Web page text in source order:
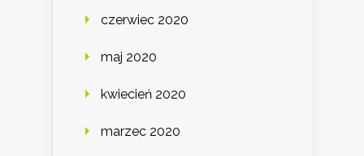
czerwiec 2020
maj 2020
kwiecień 2020
marzec 2020